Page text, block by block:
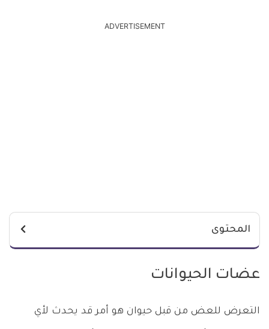
ADVERTISEMENT
المحتوى
عضات الحيوانات
التعرض للعض من قبل حيوان هو أمر قد يحدث لأي